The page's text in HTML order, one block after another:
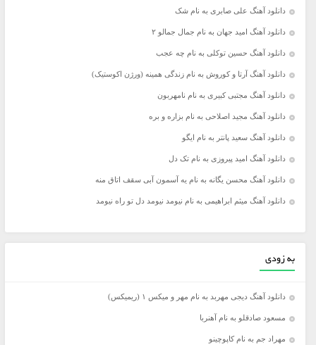
دانلود آهنگ علی صابری به نام شک
دانلود آهنگ امید جهان به نام جمال جمالو ۲
دانلود آهنگ حسین توکلی به نام چه عجب
دانلود آهنگ آرتا و کوروش به نام زندگی همینه (ورژن اکوستیک)
دانلود آهنگ مجتبی کبیری به نام نامهربون
دانلود آهنگ مجید اصلاحی به نام بزاره و بره
دانلود آهنگ سعید پانتر به نام ایگو
دانلود آهنگ امید پیروزی به نام تک دل
دانلود آهنگ محسن یگانه به نام یه آسمون آبی سقف اتاق منه
دانلود آهنگ میثم ابراهیمی به نام نیومد نیومد دل تو راه نیومد
به زودی
دانلود آهنگ دیجی مهربد به نام مهر و میکس ۱ (ریمیکس)
مسعود صادقلو به نام آهنربا
مهراد جم به نام کاپوچینو